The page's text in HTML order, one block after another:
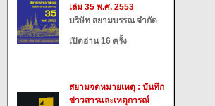
เล่ม 35 พ.ศ. 2553
บริษัท สยามบรรณ จำกัด
เปิดอ่าน 16 ครั้ง
สยามจดหมายเหตุ : บันทึก
ข่าวสารและเหตุการณ์